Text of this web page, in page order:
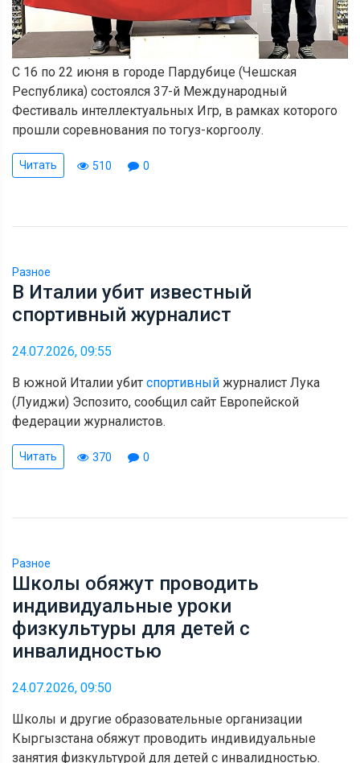
С 16 по 22 июня в городе Пардубице (Чешская
Республика) состоялся 37-й Международный
Фестиваль интеллектуальных Игр, в рамках которого
прошли соревнования по тогуз-коргоолу.
Читать 510 0
Разное
В Италии убит известный
спортивный журналист
24.07.2026, 09:55
В южной Италии убит спортивный журналист Лука
(Луиджи) Эспозито, сообщил сайт Европейской
федерации журналистов.
Читать 370 0
Разное
Школы обяжут проводить
индивидуальные уроки
физкультуры для детей с
инвалидностью
24.07.2026, 09:50
Школы и другие образовательные организации
Кыргызстана обяжут проводить индивидуальные
занятия физкультурой для детей с инвалидностью.